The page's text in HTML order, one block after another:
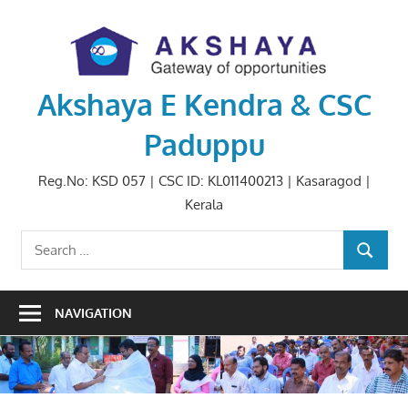
Akshaya E Kendra & CSC
Paduppu
Reg.No: KSD 057 | CSC ID: KL011400213 | Kasaragod |
Kerala
Search
for:
SEARCH
NAVIGATION